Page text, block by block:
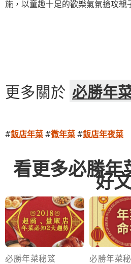
施，以童趣十足的歡樂氣氛搶攻親
更多關於 必勝年
#飯店年菜#微年菜#飯店年夜菜
看更多必勝年
好
必勝年菜秘笈
必勝年菜